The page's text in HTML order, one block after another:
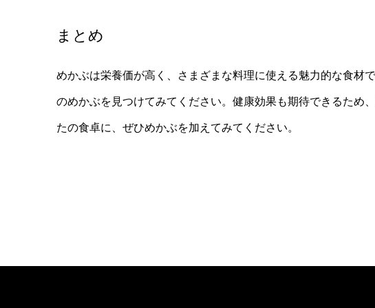
まとめ
めかぶは栄養価が高く、さまざまな料理に使える魅力的な食材
のめかぶを見つけてみてください。健康効果も期待できるため
たの食卓に、ぜひめかぶを加えてみてください。